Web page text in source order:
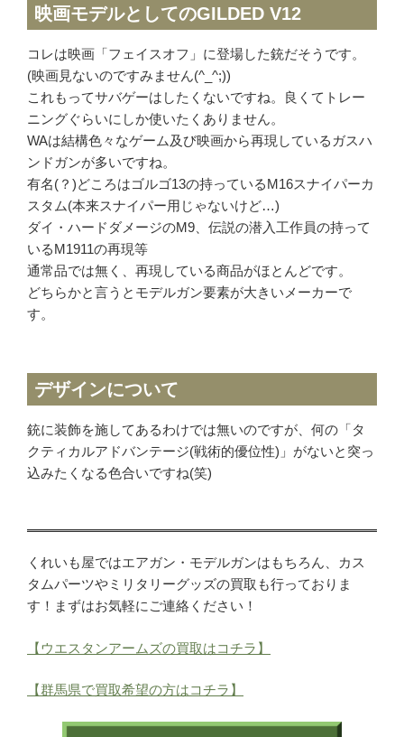
タナカワークス
MGC
ホビーフィックス
KRYTAC
VFC
G&G
松栄製作所
お知らせ
買取実績
ご利用案内
ご利用が初めての方へ
宅配買取の流れ
出張買取の流れ
遺品買取
出張対応エリア
よくある質問
関東・関西エリアの出張買取強化中！
くれいも屋について
会社概要
映画モデルとしてのGILDED V12
コレは映画「フェイスオフ」に登場した銃だそうです。
(映画見ないのですみません(^_^;))
これもってサバゲーはしたくないですね。良くてトレー
ニングぐらいにしか使いたくありません。
WAは結構色々なゲーム及び映画から再現しているガスハ
ンドガンが多いですね。
有名(？)どころはゴルゴ13の持っているM16スナイパーカ
スタム(本来スナイパー用じゃないけど…)
ダイ・ハードダメージのM9、伝説の潜入工作員の持って
いるM1911の再現等
通常品では無く、再現している商品がほとんどです。
どちらかと言うとモデルガン要素が大きいメーカーで
す。
デザインについて
銃に装飾を施してあるわけでは無いのですが、何の「タ
クティカルアドバンテージ(戦術的優位性)」がないと突っ
込みたくなる色合いですね(笑)
くれいも屋ではエアガン・モデルガンはもちろん、カス
タムパーツやミリタリーグッズの買取も行っておりま
す！まずはお気軽にご連絡ください！
【ウエスタンアームズの買取はコチラ】
【群馬県で買取希望の方はコチラ】